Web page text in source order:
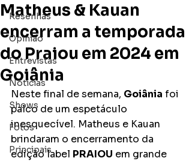
Resenhas
Opinião
Entrevistas
Notícias
Shows
Fotos
Principais
Matheus & Kauan
encerram a temporada
do Praiou em 2024 em
Goiânia
Neste final de semana, Goiânia foi
palco de um espetáculo
inesquecível. Matheus e Kauan
brindaram o encerramento da
edição label PRAIOU em grande